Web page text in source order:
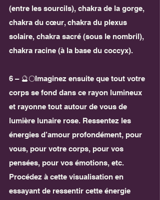
(entre les sourcils), chakra de la gorge,
chakra du cœur, chakra du plexus
solaire, chakra sacré (sous le nombril),
chakra racine (à la base du coccyx).
6 – 🔮🌕Imaginez ensuite que tout votre
corps se fond dans ce rayon lumineux
et rayonne tout autour de vous de
lumière lunaire rose. Ressentez les
énergies d’amour profondément, pour
vous, pour votre corps, pour vos
pensées, pour vos émotions, etc.
Procédez à cette visualisation en
essayant de ressentir cette énergie